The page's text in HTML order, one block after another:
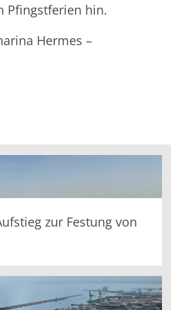
Pfingstferien hin.
Hermes –
zur Festung von